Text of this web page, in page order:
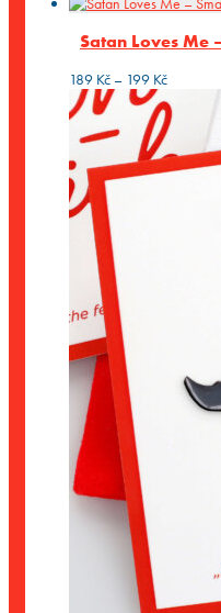
Satan Loves Me
189 Kč – 199 KčRozpětí
cen:
189 Kč
až
199 Kč